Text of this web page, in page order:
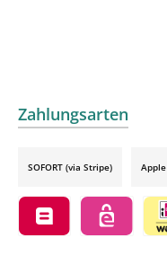
Zahlungsarten
SOFORT (via Stripe)